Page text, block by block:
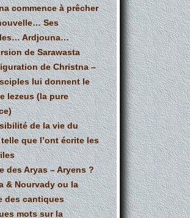
commence à prêcher
Ses
Ardjouna…
de Sarawasta
de Christna –
lui donnent le
Iezeus (la pure
de la vie du
que l’ont écrite les
des Aryas – Aryens ?
& Nourvady ou la
des cantiques
mots sur la